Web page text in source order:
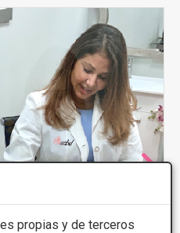
propias y de terceros